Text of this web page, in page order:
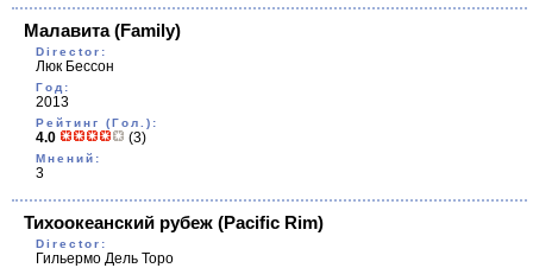
Малавита(Family)
Director:
Люк Бессон
Год:
2013
Рейтинг (Гол.):
4.0 (3)
Мнений:
3
Тихоокеанский рубеж (Pacific Rim)
Director:
Гильермо Дель Торо